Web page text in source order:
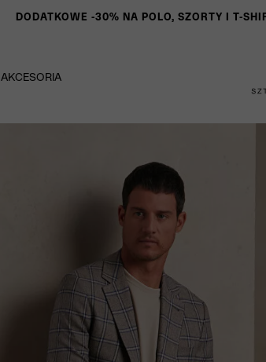
DODATKOWE -30% NA POLO, SZORTY I T-
AKCESORIA